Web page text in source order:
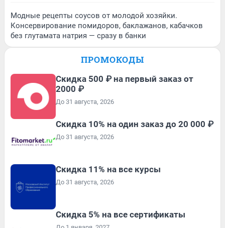
Модные рецепты соусов от молодой хозяйки.
Консервирование помидоров, баклажанов, кабачков
без глутамата натрия — сразу в банки
ПРОМОКОДЫ
Скидка 500 ₽ на первый заказ от
2000 ₽
До 31 августа, 2026
Скидка 10% на один заказ до 20 000 ₽
До 31 августа, 2026
Скидка 11% на все курсы
До 31 августа, 2026
Скидка 5% на все сертификаты